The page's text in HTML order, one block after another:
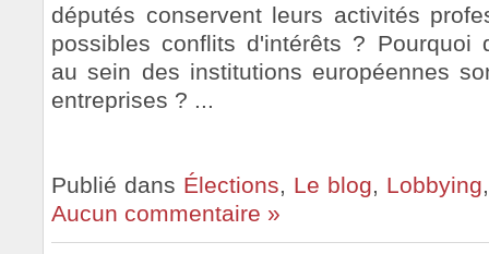
députés conservent leurs activités
possibles conflits d'intérêts ? Pourquoi
au sein des institutions européennes
entreprises ? ...
Publié dans Élections, Le blog, Lobbying
Aucun commentaire »